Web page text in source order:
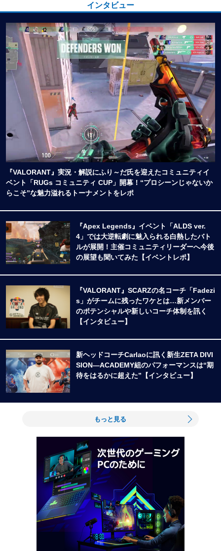
インタビュー
『VALORANT』実況・解説にふり～だ氏を迎えたコミュニティイ
ベント「RUGs コミュニティ CUP」開幕！“プロシーンじゃないか
らこそ”な魅力溢れるトーナメントをレポ
『Apex Legends』イベント「ALDS ver.
4」では大逆転劇に魅入られる白熱したバト
ルが展開！主催コミュニティリーダーへ今後
の展望も聞いてみた【イベントレポ】
『VALORANT』SCARZの名コーチ「Fadezi
s」がチームに残ったワケとは…新メンバー
のポテンシャルや新しいコーチ体制を訊く
【インタビュー】
新ヘッドコーチCarlaoに訊く新生ZETA DIVI
SION―ACADEMY組のパフォーマンスは“期
待をはるかに超えた”【インタビュー】
もっと見る